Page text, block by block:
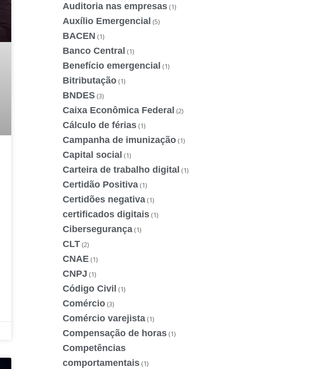
Auditoria nas empresas (1)
Auxílio Emergencial (5)
BACEN (1)
Banco Central (1)
Benefício emergencial (1)
Bitributação (1)
BNDES (3)
Caixa Econômica Federal (2)
Cálculo de férias (1)
Campanha de imunização (1)
Capital social (1)
Carteira de trabalho digital (1)
Certidão Positiva (1)
Certidões negativa (1)
certificados digitais (1)
Cibersegurança (1)
CLT (2)
CNAE (1)
CNPJ (1)
Código Civil (1)
Comércio (3)
Comércio varejista (1)
Compensação de horas (1)
Competências
comportamentais (1)